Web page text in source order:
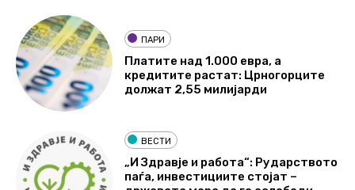
ПАРИ
Платите над 1.000 евра, а
кредитите растат: Црногорците
должат 2,55 милијарди
ВЕСТИ
„И Здравје и работа“: Рударството
паѓа, инвестициите стојат –